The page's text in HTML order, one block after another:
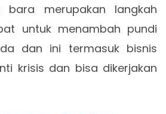
bara merupakan langkah
untuk menambah pundi
dan ini termasuk bisnis
krisis dan bisa dikerjakan